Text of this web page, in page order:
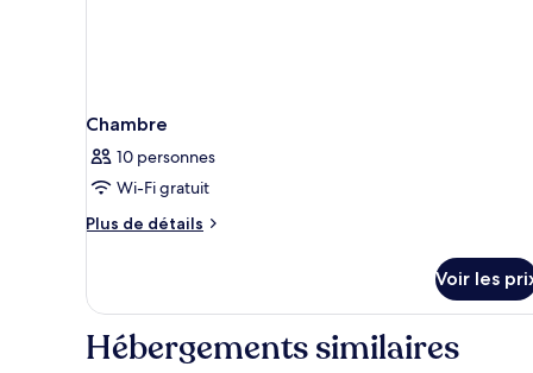
Chambre
10 personnes
Wi-Fi gratuit
Plus de détails
Plus
le
type
de
Voir les
Hébergements similaires